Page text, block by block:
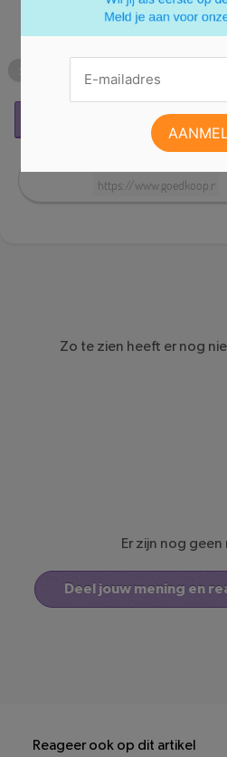
suikerinname te bewaken.
Zo te zien heeft er nog
Er zijn nog geen
Deel jouw mening en
Reageer ook op dit artikel